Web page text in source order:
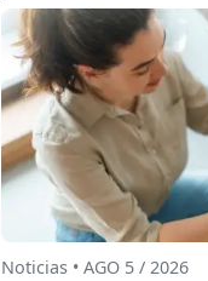
Noticias • AGO 5 / 2026